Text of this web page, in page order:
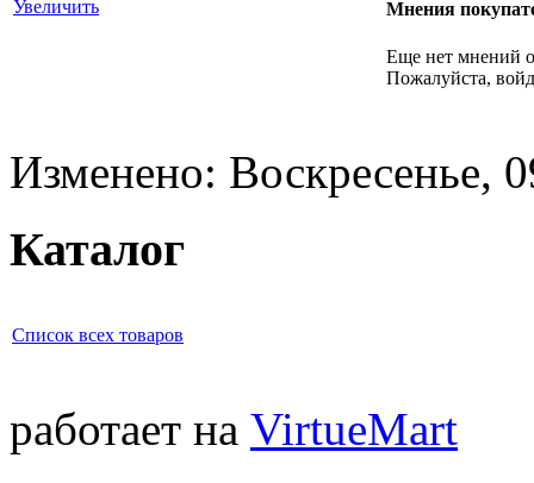
Увеличить Мнения
Еще нет мнений
Пожалуйста,
Изменено: Воскресенье,
Каталог
Список всех товаров
работает на VirtueMart